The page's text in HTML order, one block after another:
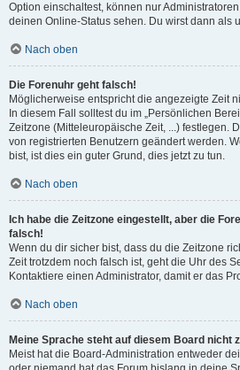
Option einschaltest, können nur
deinen Online-Status sehen. Du wirst dann als
Nach oben
Die Forenuhr geht falsch!
Möglicherweise entspricht die angezeigte Zeit
In diesem Fall solltest du im „Persönlichen
Zeitzone (Mitteleuropäische Zeit, ...) festlegen.
von registrierten Benutzern geändert werden.
bist, ist dies ein guter Grund, dies jetzt zu tun.
Nach oben
Ich habe die Zeitzone eingestellt, aber die
falsch!
Wenn du dir sicher bist, dass du die Zeitzone
Zeit trotzdem noch falsch ist, geht die Uhr des
Kontaktiere einen Administrator, damit er das
Nach oben
Meine Sprache steht auf diesem Board nicht
Meist hat die Board-Administration entweder